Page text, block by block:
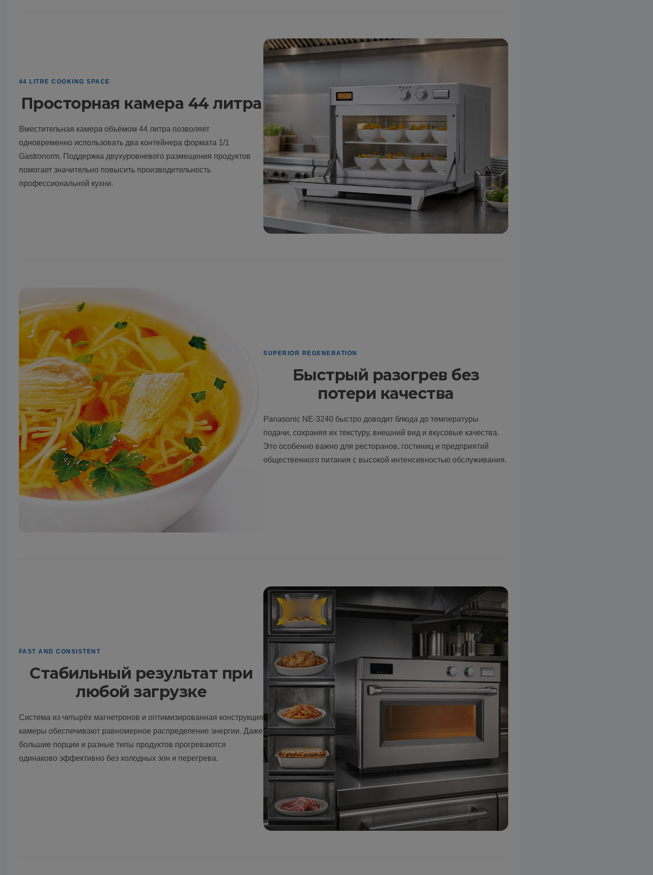
44 LITRE COOKING SPACE
Просторная камера 44 литра
Вместительная камера объёмом 44 литра позволяет
одновременно использовать два контейнера формата 1/1
Gastronorm. Поддержка двухуровневого размещения продуктов
помогает значительно повысить производительность
профессиональной кухни.
SUPERIOR REGENERATION
Быстрый разогрев без
потери качества
Panasonic NE-3240 быстро доводит блюда до температуры
подачи, сохраняя их текстуру, внешний вид и вкусовые качества.
Это особенно важно для ресторанов, гостиниц и предприятий
общественного питания с высокой интенсивностью обслуживания.
FAST AND CONSISTENT
Стабильный результат при
любой загрузке
Система из четырёх магнетронов и оптимизированная конструкция
камеры обеспечивают равномерное распределение энергии. Даже
большие порции и разные типы продуктов прогреваются
одинаково эффективно без холодных зон и перегрева.